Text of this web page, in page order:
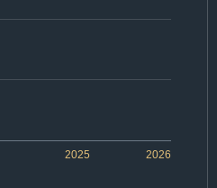
2026
2025